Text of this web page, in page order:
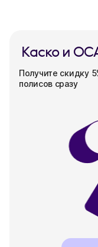
Каско и
Получите скидку
полисов сразу